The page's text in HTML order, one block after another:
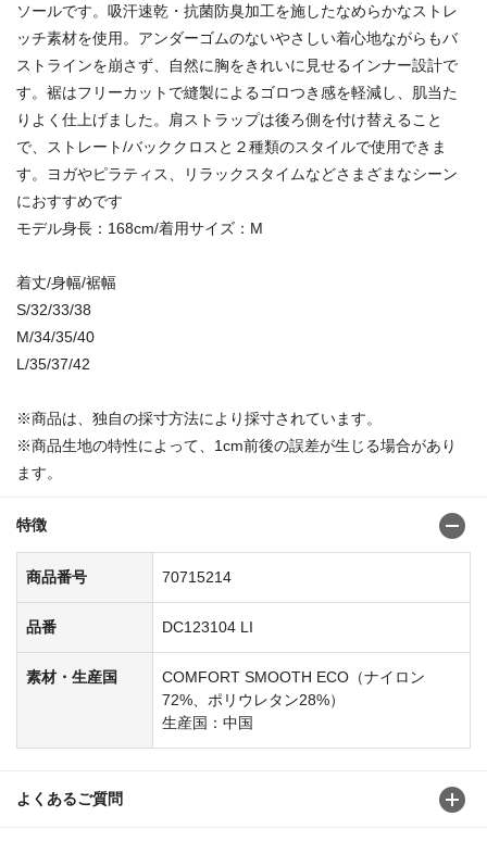
ソールです。吸汗速乾・抗菌防臭加工を施したなめらかなストレ
ッチ素材を使用。アンダーゴムのないやさしい着心地ながらもバ
ストラインを崩さず、自然に胸をきれいに見せるインナー設計で
す。裾はフリーカットで縫製によるゴロつき感を軽減し、肌当た
りよく仕上げました。肩ストラップは後ろ側を付け替えること
で、ストレート/バッククロスと２種類のスタイルで使用できま
す。ヨガやピラティス、リラックスタイムなどさまざまなシーン
におすすめです
モデル身長：168cm/着用サイズ：M
着丈/身幅/裾幅
S/32/33/38
M/34/35/40
L/35/37/42
※商品は、独自の採寸方法により採寸されています。
※商品生地の特性によって、1cm前後の誤差が生じる場合があり
ます。
特徴
商品番号 70715214
品番 DC123104 LI
素材・生産国
COMFORT SMOOTH ECO（ナイロン
72%、ポリウレタン28%）
生産国：中国
よくあるご質問